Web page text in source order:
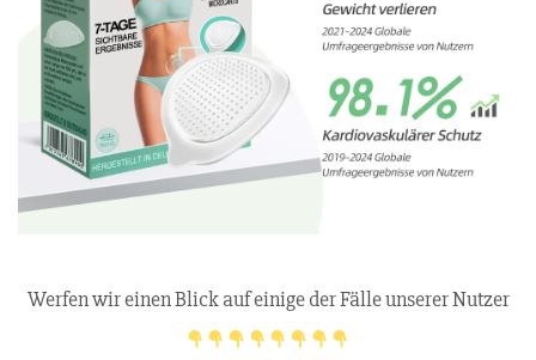
Werfen wir einen Blick auf einige der Fälle unserer Nutzer